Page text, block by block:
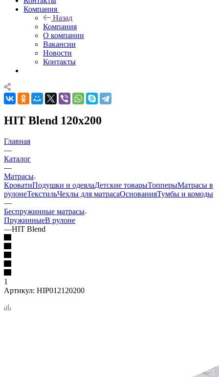
Компания
Назад
Компания
О компании
Вакансии
Новости
Контакты
HIT Blend 120x200
Главная
—
Каталог
—
Матрасы
КроватиПодушки и одеялаДетские товарыТопперыМатрасы в
рулонеТекстильЧехлы для матрасаОснованияТумбы и комоды
—
Беспружинные матрасы
ПружинныеВ рулоне
—HIT Blend
1
Артикул: HIP012120200